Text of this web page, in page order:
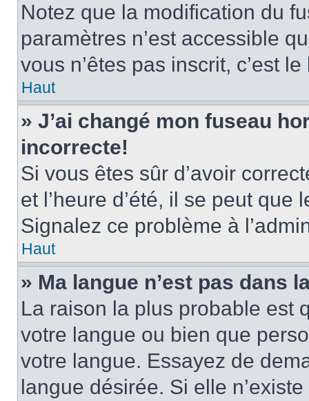
Notez que la modification du
paramètres n’est accessible
vous n’êtes pas inscrit, c’est
Haut
» J’ai changé mon fuseau
incorrecte!
Si vous êtes sûr d’avoir
et l’heure d’été, il se peut que
Signalez ce problème à
Haut
» Ma langue n’est pas dans
La raison la plus probable est
votre langue ou bien que
votre langue. Essayez de
langue désirée. Si elle